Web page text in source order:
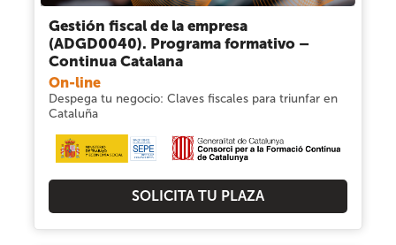
Gestión fiscal de la empresa
(ADGD0040). Programa formativo –
Continua Catalana
On-line
Despega tu negocio: Claves fiscales para triunfar en
Cataluña
SOLICITA TU PLAZA